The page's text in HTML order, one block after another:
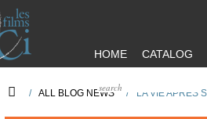
HOME CATALOG
/ ALL BLOG NEWS / LA VIE APRES